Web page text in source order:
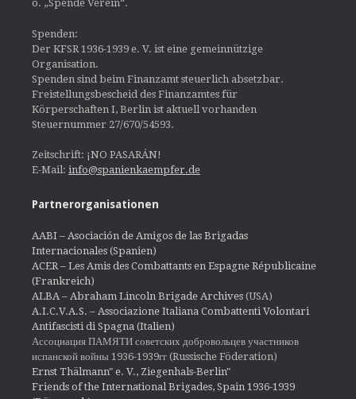
o. „Spende Verein“.
Spenden:
Der KFSR 1936-1939 e. V. ist eine gemeinnützige
Organisation.
Spenden sind beim Finanzamt steuerlich absetzbar.
Freistellungsbescheid des Finanzamtes für
Körperschaften I, Berlin ist aktuell vorhanden
Steuernummer 27/670/54593.
Zeitschrift: ¡NO PASARÁN!
E-Mail: info@spanienkaempfer.de
Partnerorganisationen
AABI – Asociación de Amigos de las Brigadas
Internacionales (Spanien)
ACER – Les Amis des Combattants en Espagne Républicaine
(Frankreich)
ALBA – Abraham Lincoln Brigade Archives (USA)
A.I.C.V.A.S. – Associazione Italiana Combattenti Volontari
Antifascisti di Spagna (Italien)
Ассоциация ПАМЯТИ советских добровольцев участников
испанской войны 1936-1939гг (Russische Föderation)
Ernst Thälmann" e. V., Ziegenhals-Berlin"
Friends of the International Brigades, Spain 1936-1939